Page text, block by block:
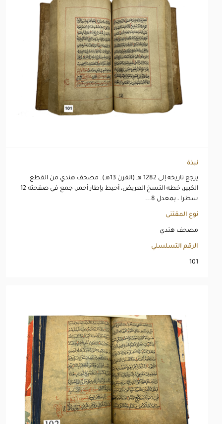
نبذة
يرجع تاريخه إلى 1282 هـ (القرن 13هـ). مصحف هندي من القطع
الكبير، خطه النسخ العريض، أحيط بإطار أحمر، جمع في صفحته 12
سطرا ، بمعدل 8...
نوع المقتنى
مصحف هندي
الرقم التسلسلي
101